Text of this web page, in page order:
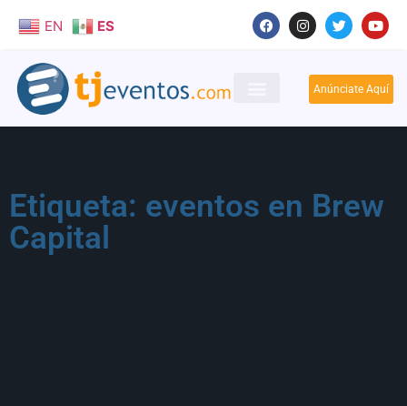
EN ES
Anúnciate Aquí
Etiqueta: eventos en Brew
Capital